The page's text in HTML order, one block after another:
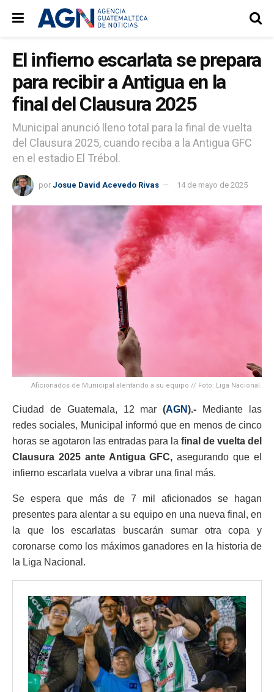
El infierno escarlata se prepara
para recibir a Antigua en la
final del Clausura 2025
Municipal anunció lleno total para la final de vuelta
del Clausura 2025, cuando reciba a la Antigua GFC
en el estadio El Trébol.
por Josue David Acevedo Rivas 14 de mayo de 2025
Aficionados de Municipal alentando a su equipo // Foto: Liga Nacional.
Ciudad de Guatemala, 12 mar (AGN).-
Mediante las
redes sociales, Municipal informó que en menos de cinco
horas se agotaron las entradas para la final de vuelta del
Clausura 2025 ante Antigua GFC, asegurando que el
infierno escarlata vuelva a vibrar una final más.
Se espera que más de 7 mil aficionados se hagan
presentes para alentar a su equipo en una nueva final, en
la que los escarlatas buscarán sumar otra copa y
coronarse como los máximos ganadores en la historia de
la Liga Nacional.